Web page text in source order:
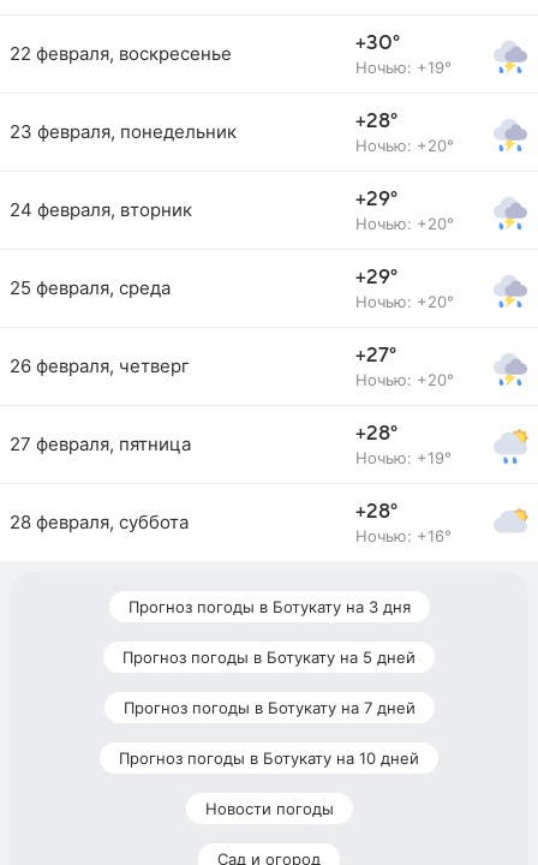
22 февраля, воскресенье +30°
Ночью: +19°
23 февраля, понедельник +28°
Ночью: +20°
24 февраля, вторник +29°
Ночью: +20°
25 февраля, среда +29°
Ночью: +20°
26 февраля, четверг +27°
Ночью: +20°
27 февраля, пятница +28°
Ночью: +19°
28 февраля, суббота +28°
Ночью: +16°
Прогноз погоды в Ботукату на 3 дня
Прогноз погоды в Ботукату на 5 дней
Прогноз погоды в Ботукату на 7 дней
Прогноз погоды в Ботукату на 10 дней
Новости погоды
Сад и огород